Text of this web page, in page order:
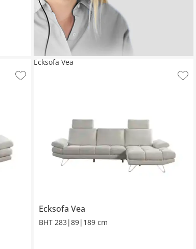
EcksofaVea
BHT 283|89|189 cm
Ecksofa Vea